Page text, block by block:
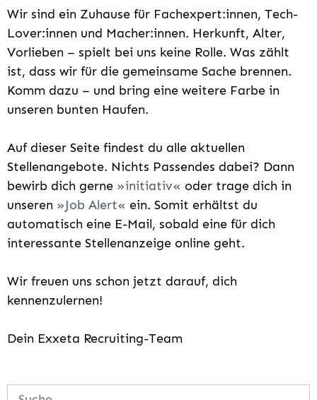
Wir sind ein Zuhause für Fachexpert:innen, Tech-
Lover:innen und Macher:innen. Herkunft, Alter,
Vorlieben – spielt bei uns keine Rolle. Was zählt
ist, dass wir für die gemeinsame Sache brennen.
Komm dazu – und bring eine weitere Farbe in
unseren bunten Haufen.
Auf dieser Seite findest du alle aktuellen
Stellenangebote. Nichts Passendes dabei? Dann
bewirb dich gerne
initiativ
oder trage dich in
unseren
Job Alert
ein. Somit erhältst du
automatisch eine E-Mail, sobald eine für dich
interessante Stellenanzeige online geht.
Wir freuen uns schon jetzt darauf, dich
kennenzulernen!
Dein Exxeta Recruiting-Team